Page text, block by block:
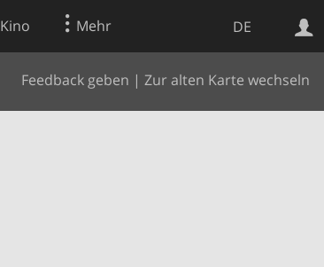
DE
Kino Mehr
Feedback geben | Zur alten Karte wechseln
Websuche